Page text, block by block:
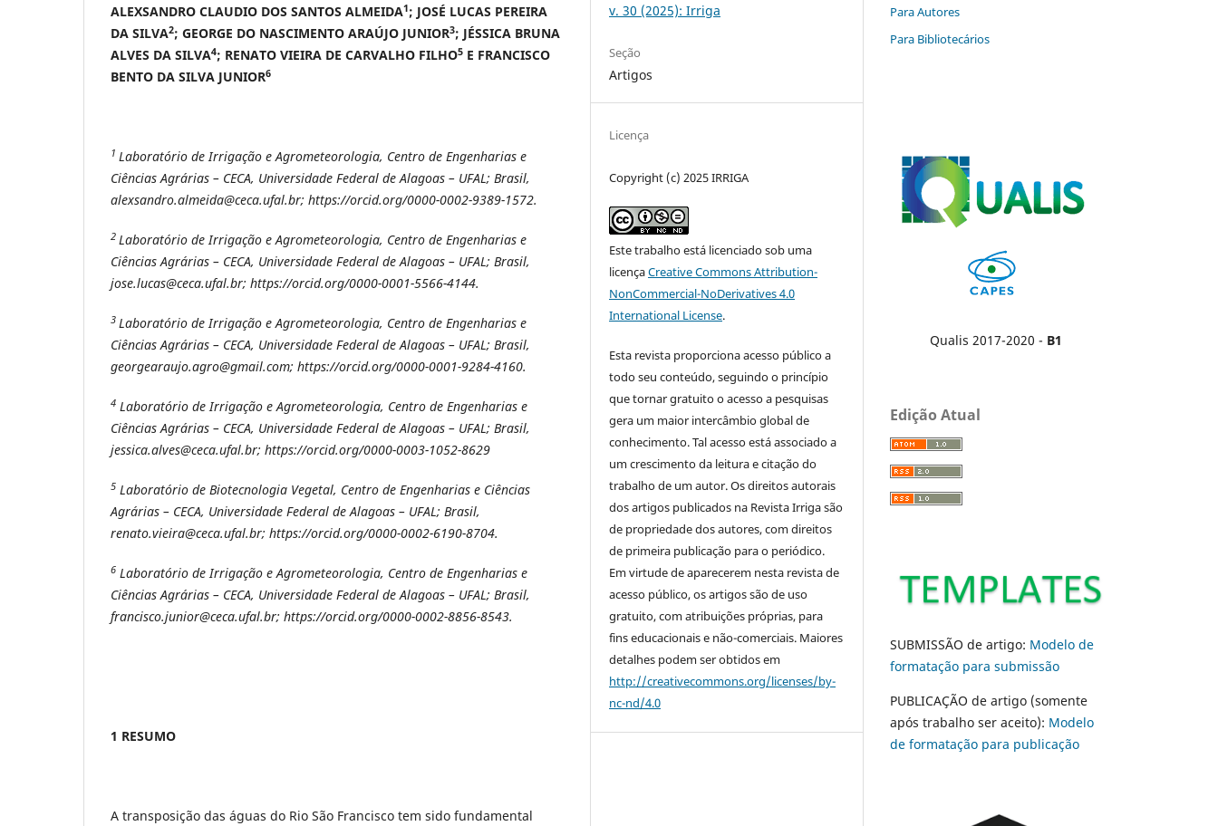
ALEXSANDRO CLAUDIO DOS SANTOS ALMEIDA1; JOSÉ LUCAS PEREIRA
DA SILVA2; GEORGE DO NASCIMENTO ARAÚJO JUNIOR3; JÉSSICA BRUNA
ALVES DA SILVA4; RENATO VIEIRA DE CARVALHO FILHO5 E FRANCISCO
BENTO DA SILVA JUNIOR6
1 Laboratório de Irrigação e Agrometeorologia, Centro de Engenharias e
Ciências Agrárias – CECA, Universidade Federal de Alagoas – UFAL; Brasil,
alexsandro.almeida@ceca.ufal.br; https://orcid.org/0000-0002-9389-1572.
2 Laboratório de Irrigação e Agrometeorologia, Centro de Engenharias e
Ciências Agrárias – CECA, Universidade Federal de Alagoas – UFAL; Brasil,
jose.lucas@ceca.ufal.br; https://orcid.org/0000-0001-5566-4144.
3 Laboratório de Irrigação e Agrometeorologia, Centro de Engenharias e
Ciências Agrárias – CECA, Universidade Federal de Alagoas – UFAL; Brasil,
georgearaujo.agro@gmail.com; https://orcid.org/0000-0001-9284-4160.
4 Laboratório de Irrigação e Agrometeorologia, Centro de Engenharias e
Ciências Agrárias – CECA, Universidade Federal de Alagoas – UFAL; Brasil,
jessica.alves@ceca.ufal.br; https://orcid.org/0000-0003-1052-8629
5 Laboratório de Biotecnologia Vegetal, Centro de Engenharias e Ciências
Agrárias – CECA, Universidade Federal de Alagoas – UFAL; Brasil,
renato.vieira@ceca.ufal.br; https://orcid.org/0000-0002-6190-8704.
6 Laboratório de Irrigação e Agrometeorologia, Centro de Engenharias e
Ciências Agrárias – CECA, Universidade Federal de Alagoas – UFAL; Brasil,
francisco.junior@ceca.ufal.br; https://orcid.org/0000-0002-8856-8543.
1 RESUMO
A transposição das águas do Rio São Francisco tem sido fundamental
v. 30 (2025): Irriga
Seção
Artigos
Licença
Copyright (c) 2025 IRRIGA
Este trabalho está licenciado sob uma
licençaCreative Commons Attribution-
NonCommercial-NoDerivatives 4.0
International License.
Esta revista proporciona acesso público a
todo seu conteúdo, seguindo o princípio
que tornar gratuito o acesso a pesquisas
gera um maior intercâmbio global de
conhecimento. Tal acesso está associado a
um crescimento da leitura e citação do
trabalho de um autor. Os direitos autorais
dos artigos publicados na Revista Irriga são
de propriedade dos autores, com direitos
de primeira publicação para o periódico.
Em virtude de aparecerem nesta revista de
acesso público, os artigos são de uso
gratuito, com atribuições próprias, para
fins educacionais e não-comerciais. Maiores
detalhes podem ser obtidos em
http://creativecommons.org/licenses/by-
nc-nd/4.0
Para Autores
Para Bibliotecários
Qualis 2017-2020 - B1
Edição Atual
SUBMISSÃO de artigo: Modelo de
formatação para submissão
PUBLICAÇÃO de artigo (somente
após trabalho ser aceito): Modelo
de formatação para publicação